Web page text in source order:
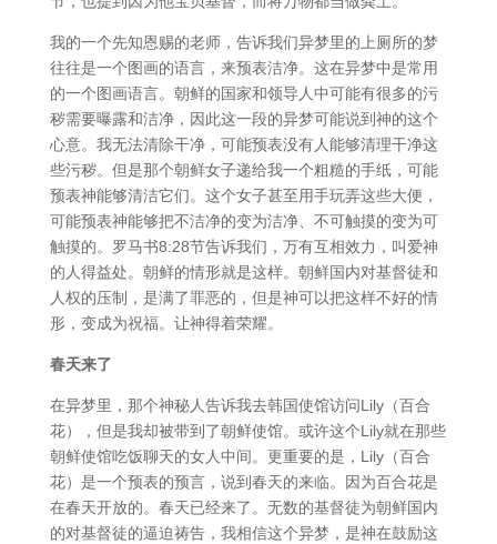
我的一个先知恩赐的老师，告诉我们异梦里的上厕所的梦
往往是一个图画的语言，来预表洁净。这在异梦中是常用
的一个图画语言。朝鲜的国家和领导人中可能有很多的污
秽需要曝露和洁净，因此这一段的异梦可能说到神的这个
心意。我无法清除干净，可能预表没有人能够清理干净这
些污秽。但是那个朝鲜女子递给我一个粗糙的手纸，可能
预表神能够清洁它们。这个女子甚至用手玩弄这些大便，
可能预表神能够把不洁净的变为洁净、不可触摸的变为可
触摸的。罗马书8:28节告诉我们，万有互相效力，叫爱神
的人得益处。朝鲜的情形就是这样。朝鲜国内对基督徒和
人权的压制，是满了罪恶的，但是神可以把这样不好的情
形，变成为祝福。让神得着荣耀。
春天来了
在异梦里，那个神秘人告诉我去韩国使馆访问Lily（百合
花），但是我却被带到了朝鲜使馆。或许这个Lily就在那些
朝鲜使馆吃饭聊天的女人中间。更重要的是，Lily（百合
花）是一个预表的预言，说到春天的来临。因为百合花是
在春天开放的。春天已经来了。无数的基督徒为朝鲜国内
的对基督徒的逼迫祷告，我相信这个异梦，是神在鼓励这